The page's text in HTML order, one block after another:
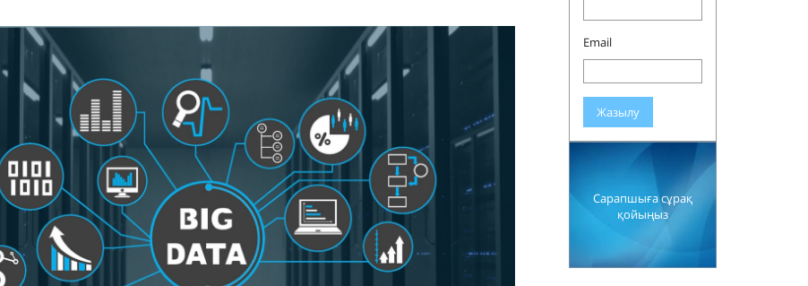
Email
Жазылу
Сарапшыға сұрақ
қойыңыз